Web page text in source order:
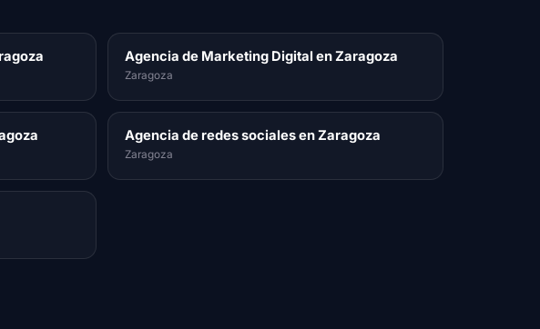
Agencia de Marketing Digital en Zaragoza
Zaragoza
Agencia de redes sociales en Zaragoza
Zaragoza